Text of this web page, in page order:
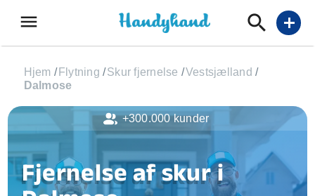
menu add
Hjem / Flytning /Skur fjernelse /Vestsjælland /
Dalmose
Fjernelse af skur i
+300.000 kunder